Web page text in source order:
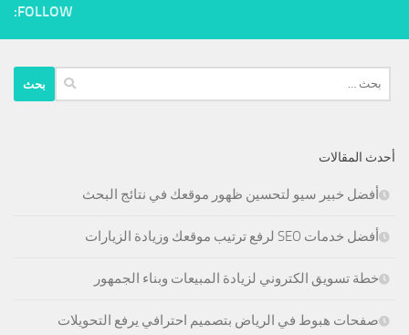
FOLLOW:
عن:
أحدث المقالات
أفضل خبير سيو لتحسين ظهور موقعك في نتائج البحث
أفضل خدمات SEO لرفع ترتيب موقعك وزيادة الزيارات
خطة تسويق الكتروني لزيادة المبيعات وبناء الجمهور
صفحات هبوط في الرياض بتصميم احترافي يرفع التحويلات